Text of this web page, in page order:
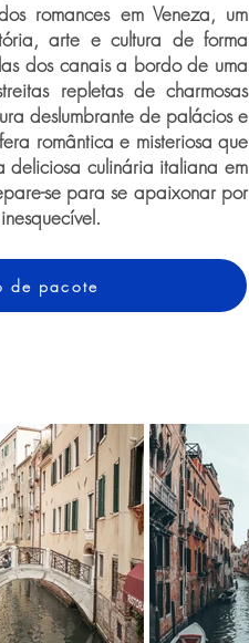
romances em Veneza, um
arte e cultura de forma
dos canais a bordo de uma
repletas de charmosas
deslumbrante de palácios e
romântica e misteriosa que
deliciosa culinária italiana em
se para se apaixonar por
de pacote